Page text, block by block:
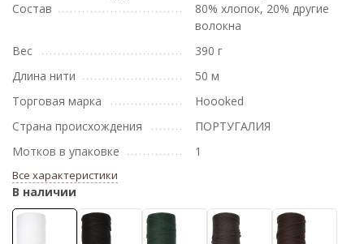
Состав
80% хлопок, 20% другие
волокна
Вес
390 г
Длина нити
50 м
Торговая марка
Hoooked
Страна происхождения
ПОРТУГАЛИЯ
Мотков в упаковке
1
Все характеристики
В наличии